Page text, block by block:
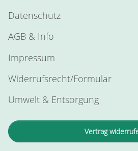
Datenschutz
AGB & Info
Impressum
Widerrufsrecht/Formular
Umwelt & Entsorgung
Vertrag